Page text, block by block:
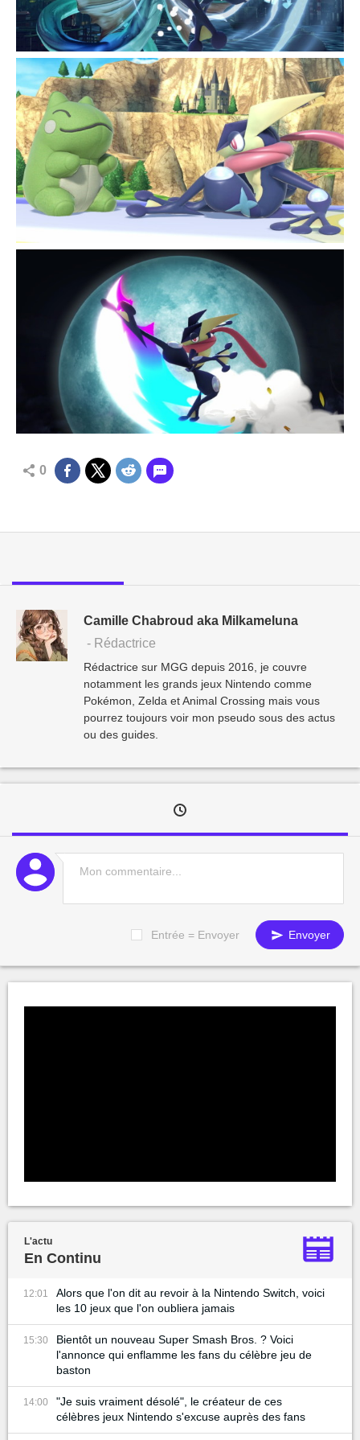
0
Camille Chabroud aka Milkameluna
- Rédactrice
Rédactrice sur MGG depuis 2016, je couvre
notamment les grands jeux Nintendo comme
Pokémon, Zelda et Animal Crossing mais vous
pourrez toujours voir mon pseudo sous des actus
ou des guides.
Entrée = Envoyer Envoyer
L'actu
En Continu
12:01
Alors que l'on dit au revoir à la Nintendo Switch, voici
les 10 jeux que l'on oubliera jamais
15:30
Bientôt un nouveau Super Smash Bros. ? Voici
l'annonce qui enflamme les fans du célèbre jeu de
baston
14:00
"Je suis vraiment désolé", le créateur de ces
célèbres jeux Nintendo s'excuse auprès des fans